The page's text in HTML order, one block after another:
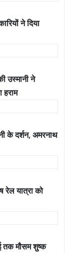
ने दिया
उस्मानी ने
के दर्शन, अमरनाथ
रेल यात्रा को
तक मौसम शुष्क